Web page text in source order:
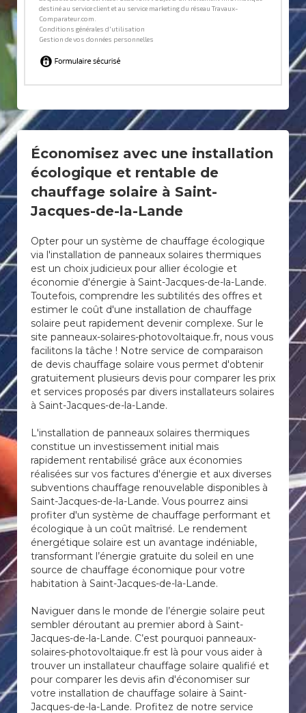
Économisez avec une installation
écologique et rentable de
chauffage solaire à Saint-
Jacques-de-la-Lande
Opter pour un système de chauffage écologique
via l'installation de panneaux solaires thermiques
est un choix judicieux pour allier écologie et
économie d'énergie à Saint-Jacques-de-la-Lande.
Toutefois, comprendre les subtilités des offres et
estimer le coût d'une installation de chauffage
solaire peut rapidement devenir complexe. Sur le
site panneaux-solaires-photovoltaique.fr, nous vous
facilitons la tâche ! Notre service de comparaison
de devis chauffage solaire vous permet d'obtenir
gratuitement plusieurs devis pour comparer les prix
et services proposés par divers installateurs solaires
à Saint-Jacques-de-la-Lande.
L'installation de panneaux solaires thermiques
constitue un investissement initial mais
rapidement rentabilisé grâce aux économies
réalisées sur vos factures d'énergie et aux diverses
subventions chauffage renouvelable disponibles à
Saint-Jacques-de-la-Lande. Vous pourrez ainsi
profiter d'un système de chauffage performant et
écologique à un coût maîtrisé. Le rendement
énergétique solaire est un avantage indéniable,
transformant l’énergie gratuite du soleil en une
source de chauffage économique pour votre
habitation à Saint-Jacques-de-la-Lande.
Naviguer dans le monde de l’énergie solaire peut
sembler déroutant au premier abord à Saint-
Jacques-de-la-Lande. C’est pourquoi panneaux-
solaires-photovoltaique.fr est là pour vous aider à
trouver un installateur chauffage solaire qualifié et
pour comparer les devis afin d'économiser sur
votre installation de chauffage solaire à Saint-
Jacques-de-la-Lande. Profitez de notre service